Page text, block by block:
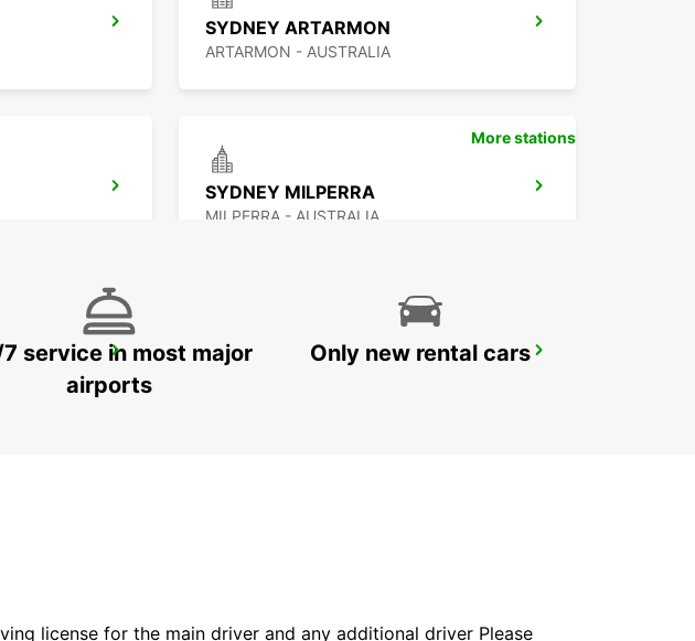
SYDNEY ARTARMON
ARTARMON - AUSTRALIA
SYDNEY MILPERRA
MILPERRA - AUSTRALIA
GOSFORD LISAROW
More stations
service in most major
airports
Only new rental cars
license for the main driver and any additional driver Please